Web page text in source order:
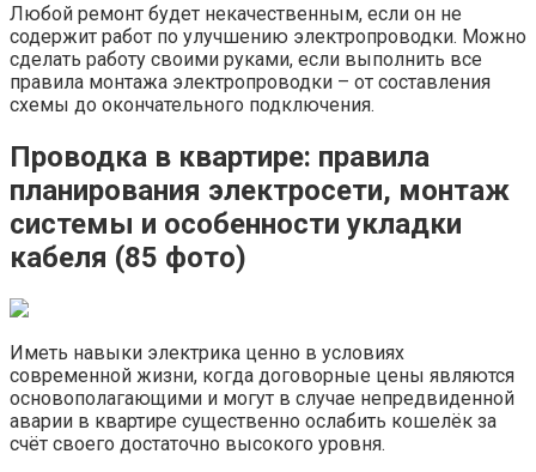
Любой ремонт будет некачественным, если он не
содержит работ по улучшению электропроводки. Можно
сделать работу своими руками, если выполнить все
правила монтажа электропроводки – от составления
схемы до окончательного подключения.
Проводка в квартире: правила
планирования электросети, монтаж
системы и особенности укладки
кабеля (85 фото)
Иметь навыки электрика ценно в условиях
современной жизни, когда договорные цены являются
основополагающими и могут в случае непредвиденной
аварии в квартире существенно ослабить кошелёк за
счёт своего достаточно высокого уровня.